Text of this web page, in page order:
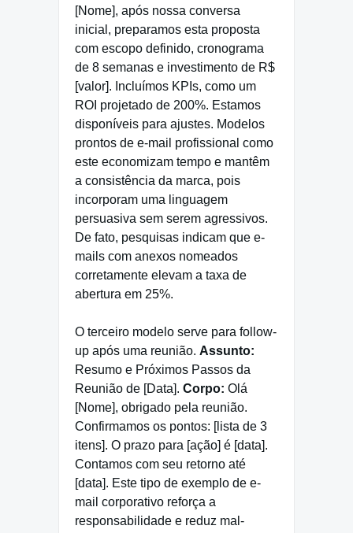
[Nome], após nossa conversa
inicial, preparamos esta proposta
com escopo definido, cronograma
de 8 semanas e investimento de R$
[valor]. Incluímos KPIs, como um
ROI projetado de 200%. Estamos
disponíveis para ajustes. Modelos
prontos de e-mail profissional como
este economizam tempo e mantêm
a consistência da marca, pois
incorporam uma linguagem
persuasiva sem serem agressivos.
De fato, pesquisas indicam que e-
mails com anexos nomeados
corretamente elevam a taxa de
abertura em 25%.
O terceiro modelo serve para follow-
up após uma reunião. Assunto:
Resumo e Próximos Passos da
Reunião de [Data]. Corpo: Olá
[Nome], obrigado pela reunião.
Confirmamos os pontos: [lista de 3
itens]. O prazo para [ação] é [data].
Contamos com seu retorno até
[data]. Este tipo de exemplo de e-
mail corporativo reforça a
responsabilidade e reduz mal-